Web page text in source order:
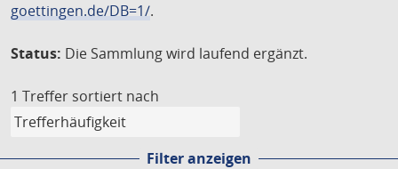
goettingen.de/DB=1/.
Status: Die Sammlung wird laufend ergänzt.
1 Treffer sortiert nach
Filter anzeigen